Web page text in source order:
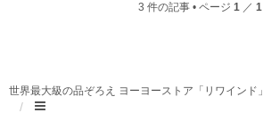
3 件の記事 • ページ 1／ 1
世界最大級の品ぞろえ ヨーヨーストア「リワインド」